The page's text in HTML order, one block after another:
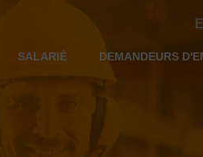
SALARIÉ DEMANDEURS